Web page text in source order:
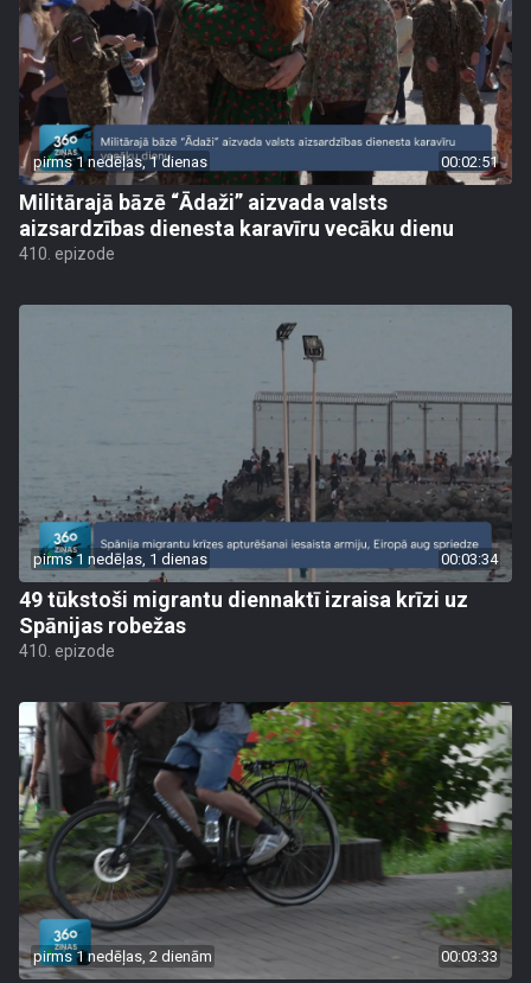
pirms 1 nedēļas, 1 dienas 00:02:51
Militārajā bāzē “Ādaži” aizvada valsts
aizsardzības dienesta karavīru vecāku dienu
410. epizode
pirms 1 nedēļas, 1 dienas 00:03:34
49 tūkstoši migrantu diennaktī izraisa krīzi uz
Spānijas robežas
410. epizode
pirms 1 nedēļas, 2 dienām 00:03:33